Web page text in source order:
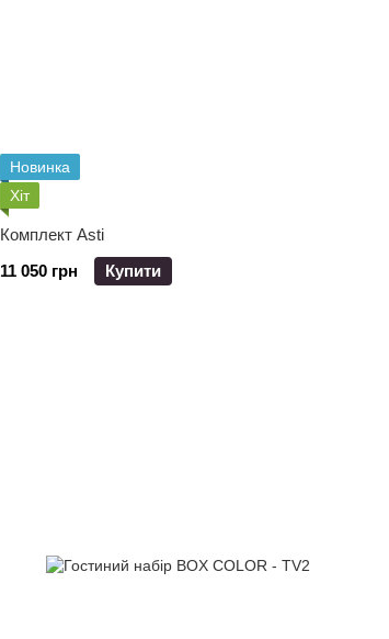
Новинка
Хіт
Комплект Asti
11 050 грн
Купити